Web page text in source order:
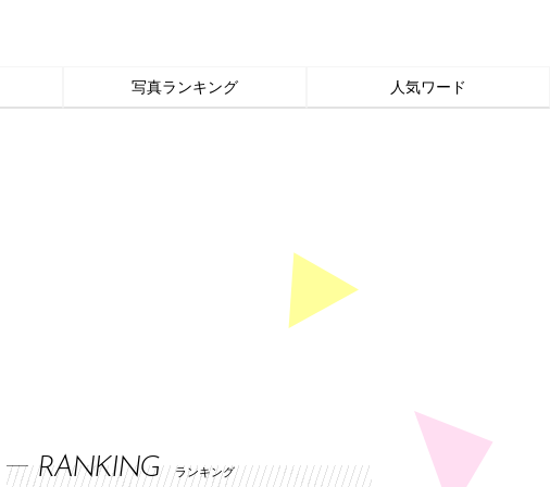
写真ランキング 人気ワード
RANKING ランキング